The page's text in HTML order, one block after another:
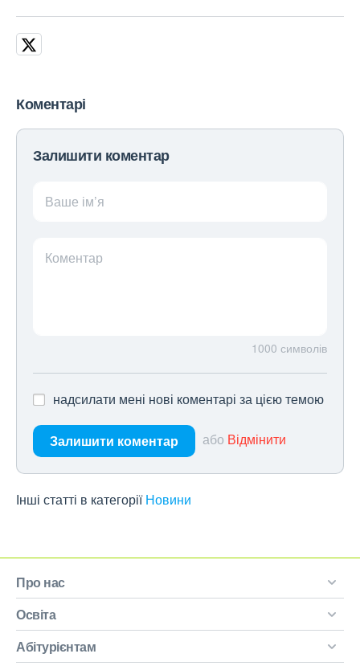
Коментарі
Залишити коментар
Ваше ім’я
Коментар
1000 символів
надсилати мені нові коментарі за цією темою
Залишити коментар або Відмінити
Інші статті в категорії Новини
Про нас
Освіта
Абітурієнтам